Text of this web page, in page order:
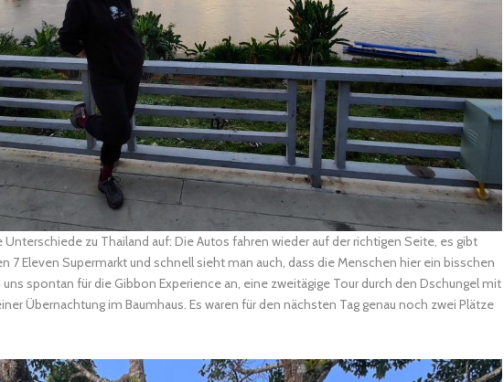
zu Thailand auf: Die Autos fahren wieder auf der richtigen Seite, es gibt
7 Eleven Supermarkt und schnell sieht man auch, dass die Menschen hier ein bisschen
spontan für die Gibbon Experience an, eine zweitägige Tour durch den Dschungel mit
Übernachtung im Baumhaus. Es waren für den nächsten Tag genau noch zwei Plätze